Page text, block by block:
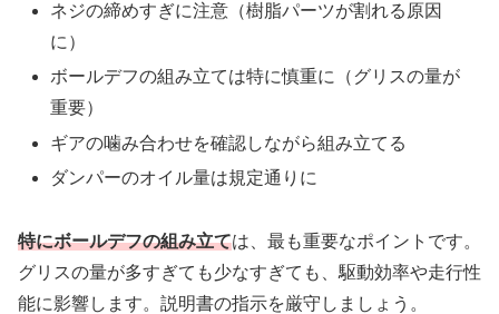
ネジの締めすぎに注意（樹脂パーツが割れる原因
に）
ボールデフの組み立ては特に慎重に（グリスの量が
重要）
ギアの噛み合わせを確認しながら組み立てる
ダンパーのオイル量は規定通りに
特にボールデフの組み立ては、最も重要なポイントです。
グリスの量が多すぎても少なすぎても、駆動効率や走行性
能に影響します。説明書の指示を厳守しましょう。